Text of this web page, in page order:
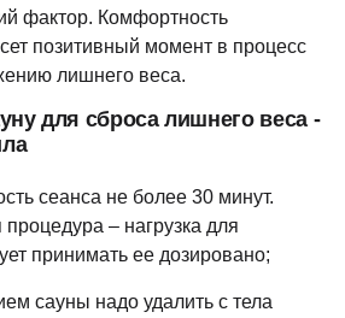
фактор. Комфортность
позитивный момент в процесс
лишнего веса.
для сброса лишнего веса -
сеанса не более 30 минут.
– нагрузка для
принимать ее дозировано;
сауны надо удалить с тела